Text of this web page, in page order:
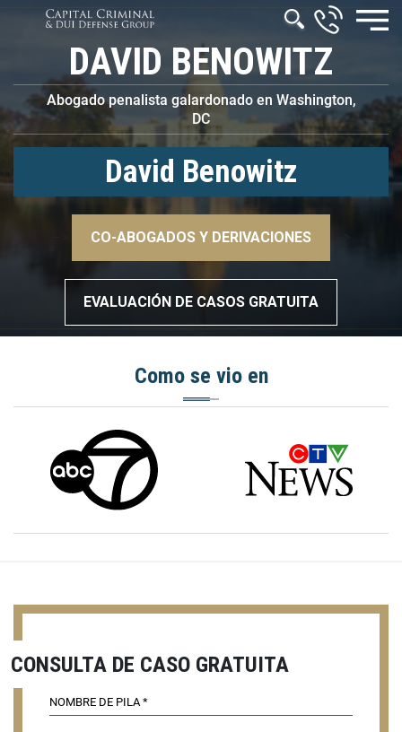
DAVID BENOWITZ
Abogado penalista galardonado en Washington,
DC
David Benowitz
CO-ABOGADOS Y DERIVACIONES
EVALUACIÓN DE CASOS GRATUITA
Como se vio en
CONSULTA DE CASO GRATUITA